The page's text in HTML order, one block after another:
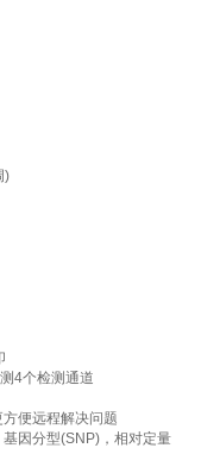
)
4个检测通道
便远程解决问题
因分型(SNP)，相对定量